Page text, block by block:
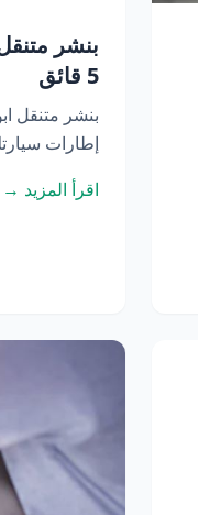
5 قائق
بنشر متنقل
إطارات
اقرأ المزيد →